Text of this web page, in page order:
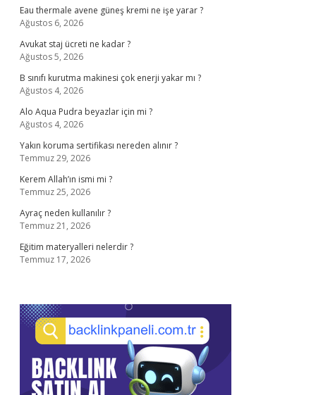
Eau thermale avene güneş kremi ne işe yarar ?
Ağustos 6, 2026
Avukat staj ücreti ne kadar ?
Ağustos 5, 2026
B sınıfı kurutma makinesi çok enerji yakar mı ?
Ağustos 4, 2026
Alo Aqua Pudra beyazlar için mi ?
Ağustos 4, 2026
Yakın koruma sertifikası nereden alınır ?
Temmuz 29, 2026
Kerem Allah’ın ismi mi ?
Temmuz 25, 2026
Ayraç neden kullanılır ?
Temmuz 21, 2026
Eğitim materyalleri nelerdir ?
Temmuz 17, 2026